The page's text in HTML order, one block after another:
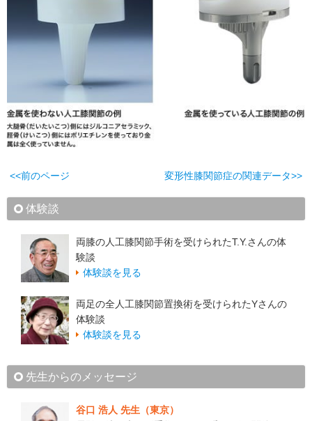
<<前のページ 変形性膝関節症の関連データ>>
体験談
両膝の人工膝関節手術を受けられたT.Y.さんの体
験談
体験談を見る
両足の全人工膝関節置換術を受けられたYさんの
体験談
体験談を見る
先生からのメッセージ
谷口 浩人 先生（東京）